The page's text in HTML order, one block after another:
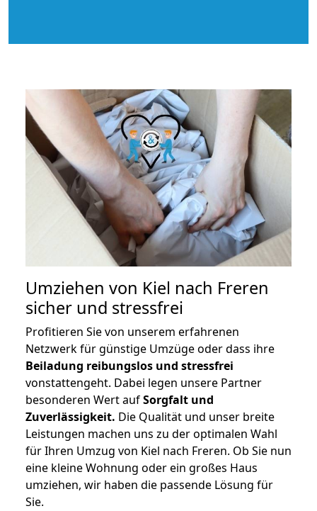
Umziehen von Kiel nach Freren
sicher und stressfrei
Profitieren Sie von unserem erfahrenen
Netzwerk für günstige Umzüge oder dass ihre
Beiladung reibungslos und stressfrei
vonstattengeht. Dabei legen unsere Partner
besonderen Wert aufSorgfalt und
Zuverlässigkeit. Die Qualität und unser breite
Leistungen machen uns zu der optimalen Wahl
für Ihren Umzug von Kiel nach Freren. Ob Sie nun
eine kleine Wohnung oder ein großes Haus
umziehen, wir haben die passende Lösung für
Sie.